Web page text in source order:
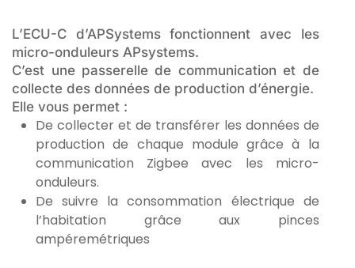
L’ECU-C d’APSystems fonctionnent avec les
micro-onduleurs APsystems.
C’est une passerelle de communication et de
collecte des données de production d’énergie.
Elle vous permet :
De collecter et de transférer les données de
production de chaque module grâce à la
communication Zigbee avec les micro-
onduleurs.
De suivre la consommation électrique de
l’habitation grâce aux pinces
ampéremétriques